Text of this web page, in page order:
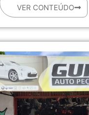
VER CONTEÚDO